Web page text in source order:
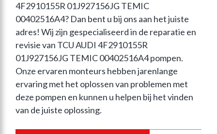
4F2910155R 01J927156JG TEMIC
00402516A4? Dan bent u bij ons aan het juiste
adres! Wij zijn gespecialiseerd in de reparatie en
revisie van TCU AUDI 4F2910155R
01J927156JG TEMIC 00402516A4 pompen.
Onze ervaren monteurs hebben jarenlange
ervaring met het oplossen van problemen met
deze pompen en kunnen u helpen bij het vinden
van de juiste oplossing.